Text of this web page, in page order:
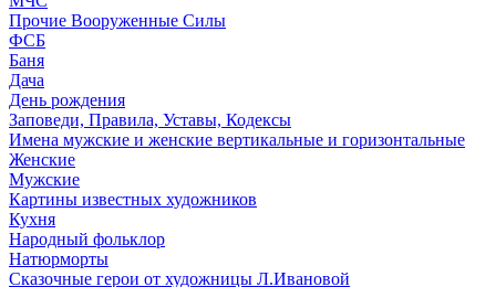
Прочие Вооруженные Силы
ФСБ
Баня
Дача
День рождения
Заповеди, Правила, Уставы, Кодексы
Имена мужские и женские вертикальные и горизонтальные
Женские
Мужские
Картины известных художников
Кухня
Народный фольклор
Натюрморты
Сказочные герои от художницы Л.Ивановой